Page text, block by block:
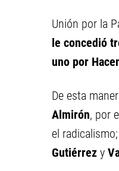
Unión por la
le concedió
uno por
De esta
Almirón, por
el radicalismo;
Gutiérrez y